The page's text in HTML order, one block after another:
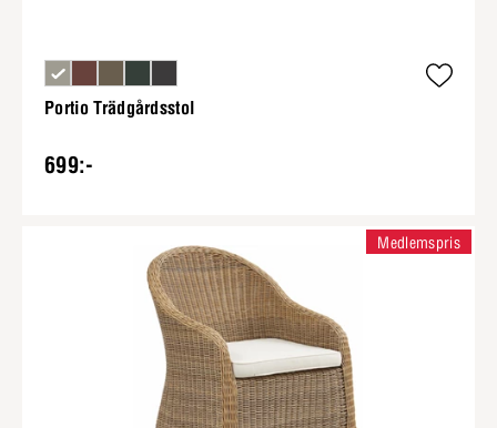
Portio Trädgårdsstol
699:-
Medlemspris